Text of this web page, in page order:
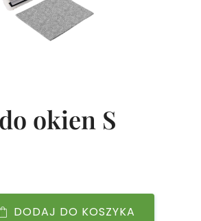
okien S
DODAJ DO KOSZYKA